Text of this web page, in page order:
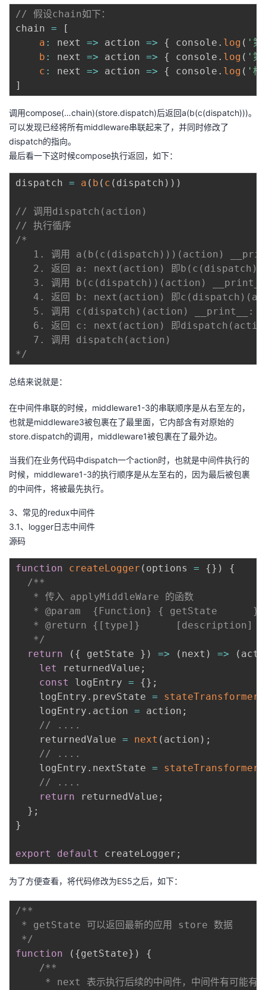
// 假设chain如下：
chain =
[
a : next => action => { console . log ( '第
b : next => action => { console . log ( '第
c : next => action => { console . log ( '
]
调用compose(…chain)(store.dispatch)后返回a(b(c(dispatch)))。
可以发现已经将所有middleware串联起来了，并同时修改了
dispatch的指向。
最后看一下这时候compose执行返回，如下：
dispatch = a ( b ( c ( dispatch ) ) )
// 调用dispatch(action)
// 执行循序
/*
1. 调用 a(b(c(dispatch)))(action)
2. 返回 a: next(action) 即
3. 调用 b(c(dispatch))(action)
4. 返回 b: next(action) 即
5. 调用 c(dispatch)(action) __print__:
6. 返回 c: next(action) 即
   7. 调用 dispatch(action)
*/
总结来说就是：
在中间件串联的时候，middleware1-3的串联顺序是从右至左的，
也就是middleware3被包裹在了最里面，它内部含有对原始的
store.dispatch的调用，middleware1被包裹在了最外边。
当我们在业务代码中dispatch一个action时，也就是中间件执行的
时候，middleware1-3的执行顺序是从左至右的，因为最后被包裹
的中间件，将被最先执行。
3、常见的redux中间件
3.1、logger日志中间件
源码
function createLogger ( options = {} )
{
/**
   * 传入 applyMiddleWare 的函数
* @param  {Function} { getState
   * @return {[type]}      [description]
   */
return
( { getState } ) => ( next ) => (
let
returnedValue ;
const
logEntry = {} ;
    logEntry
. prevState = stateTransformer
    logEntry
. action = action ;
// ....
    returnedValue
= next ( action ) ;
// ....
    logEntry
. nextState = stateTransformer
// ....
return returnedValue ;
} ;
}
export default createLogger ;
为了方便查看，将代码修改为ES5之后，如下：
/**
* getState 可以返回最新的应用 store 数据
*/
function
( {getState} )
{
/**
* next 表示执行后续的中间件，中间件有可能有